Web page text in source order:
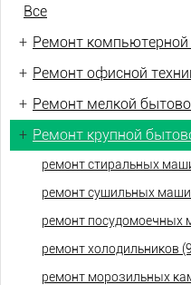
Все
+ Ремонт компьютерной
+ Ремонт офисной
+ Ремонт мелкой
+ Ремонт крупной
ремонт стиральных
ремонт сушильных
ремонт посудомоечных
ремонт холодильников
ремонт морозильных